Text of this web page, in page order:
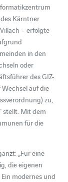
Kärntner
– erfolgte
in den
oder
des GIZ-
auf die
zu,
stellt. Mit dem
für die
„Für eine
die eigenen
modernes und